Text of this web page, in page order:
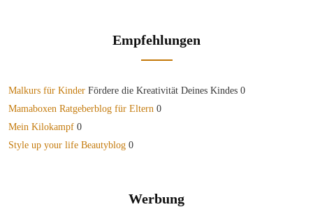
Empfehlungen
Malkurs für Kinder Fördere die Kreativität Deines Kindes 0
Mamaboxen Ratgeberblog für Eltern 0
Mein Kilokampf 0
Style up your life Beautyblog 0
Werbung